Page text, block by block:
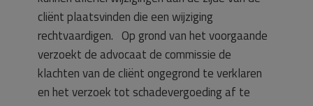
cliënt plaatsvinden die een wijziging
rechtvaardigen. Op grond van het voorgaande
verzoekt de advocaat de commissie de
klachten van de cliënt ongegrond te verklaren
en het verzoek tot schadevergoeding af te